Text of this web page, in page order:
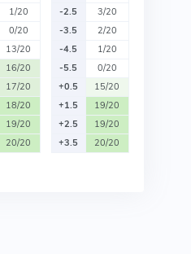
1/20
0/20
13/20
16/20
17/20
18/20
19/20
20/20
-2.5
3/20
-3.5
2/20
-4.5
1/20
-5.5
0/20
+0.5
15/20
+1.5
19/20
+2.5
19/20
+3.5
20/20